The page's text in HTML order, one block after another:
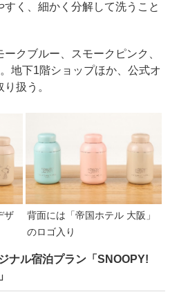
く、細かく分解して洗うこと
クブルー、スモークピンク、
地下1階ショップほか、公式オ
扱う。
ザ
背面には「帝国ホテル 大阪」
のロゴ入り
ナル宿泊プラン「SNOOPY!